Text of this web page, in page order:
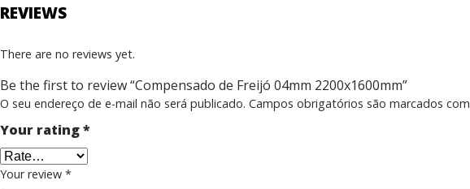
REVIEWS
There are no reviews yet.
Be the first to review “Compensado de Freijó 04mm 2200x1600mm”
O seu endereço de e-mail não será publicado. Campos obrigatórios são marcados com
Your rating*
Your review *